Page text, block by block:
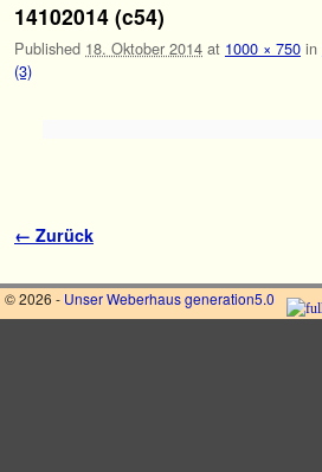
14102014 (c54)
Published 18. Oktober 2014 at 1000 × 750 in
(3)
Bilder-Navigation
← Zurück
© 2026 - Unser Weberhaus generation5.0